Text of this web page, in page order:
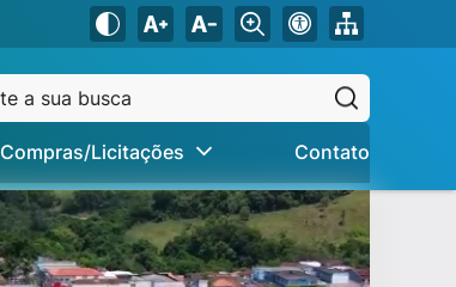
Compras/Licitações Contato